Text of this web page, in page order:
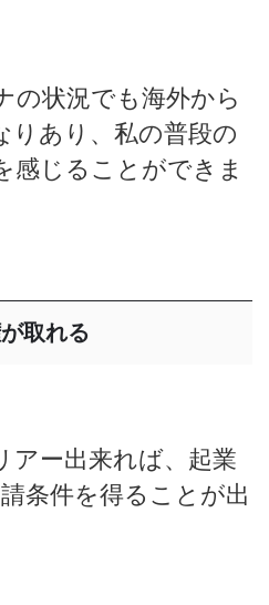
の状況でも海外から
りあり、私の普段の
感じることができま
取れる
アー出来れば、起業
条件を得ることが出